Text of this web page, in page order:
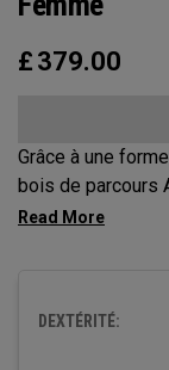
£ 379.00
Grâce à une
bois de parcours
incontournable
DEXTÉRITÉ: